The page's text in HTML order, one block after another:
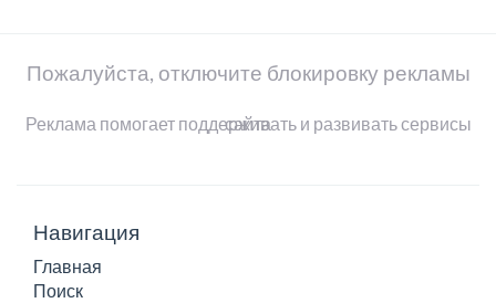
Пожалуйста, отключите блокировку рекламы
Реклама помогает поддерживать и развивать сервисы сайта
Навигация
Главная
Поиск